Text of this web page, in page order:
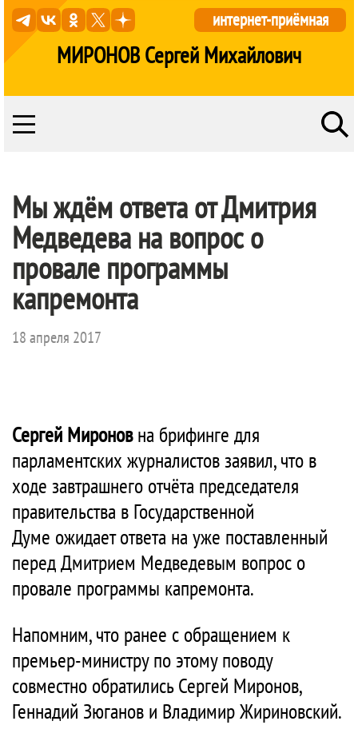
МИРОНОВ Сергей Михайлович
интернет-приёмная
Мы ждём ответа от Дмитрия
Медведева на вопрос о
провале программы
капремонта
18 апреля 2017
Сергей Мироновна брифинге для
парламентских журналистов заявил, что в
ходе завтрашнего отчёта председателя
правительства в Государственной
Думе ожидает ответа на уже поставленный
перед Дмитрием Медведевым вопрос о
провале программы капремонта.
Напомним, что ранее с обращением к
премьер-министру по этому поводу
совместно обратились Сергей Миронов,
Геннадий Зюганов и Владимир Жириновский.